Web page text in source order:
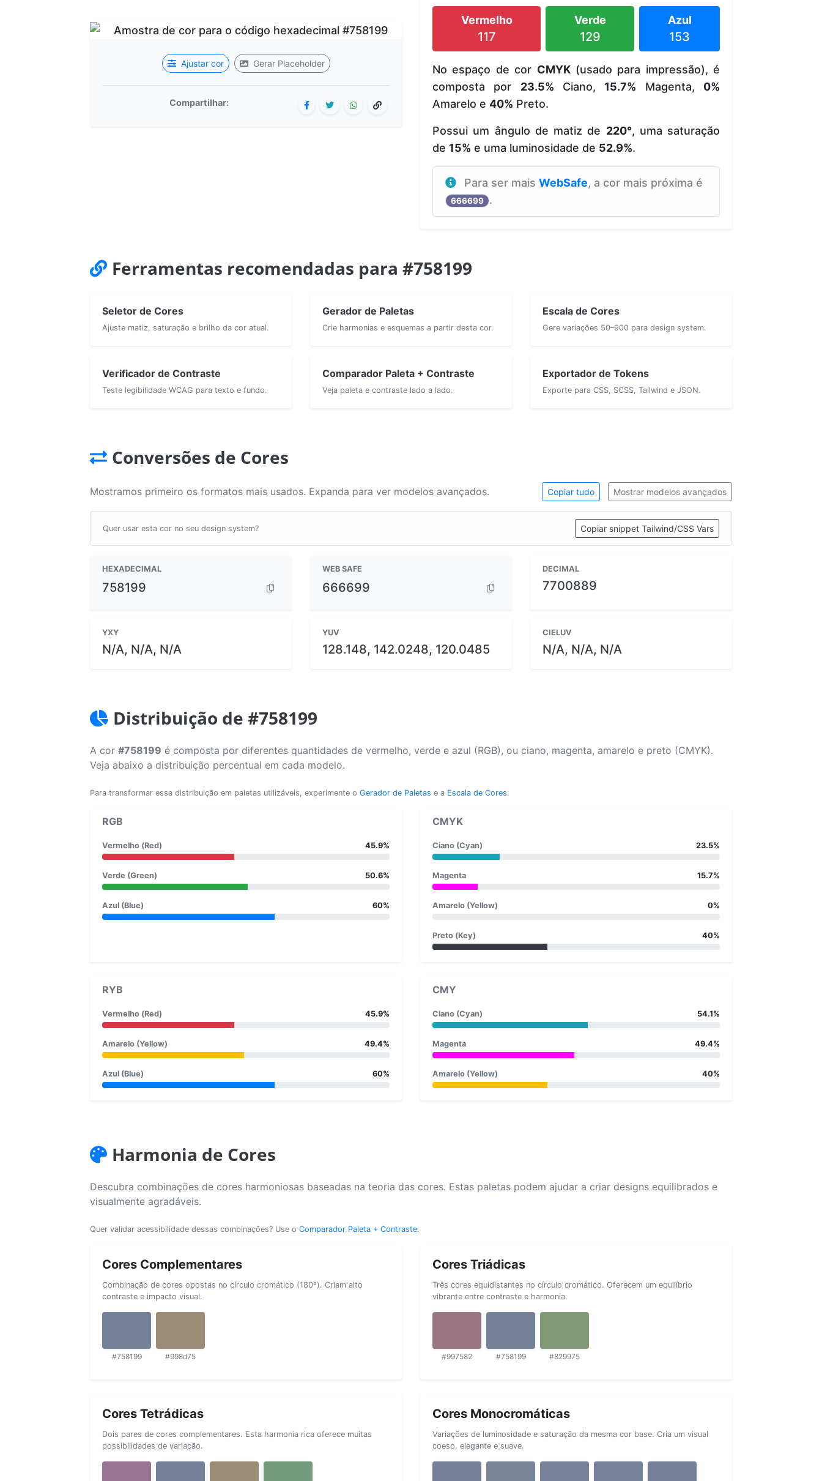
Ajustar cor Gerar Placeholder
Compartilhar:
Vermelho
117
Verde
129
Azul
153
No espaço de cor CMYK(usado para impressão), é
composta por 23.5% Ciano, 15.7% Magenta, 0%
Amarelo e 40% Preto.
Possui um ângulo de matiz de 220°, uma saturação
de 15% e uma luminosidade de 52.9%.
Para ser mais WebSafe, a cor mais próxima é
666699 .
Ferramentas recomendadas para #758199
Seletor de Cores
Ajuste matiz, saturação e brilho da cor atual.
Gerador de Paletas
Crie harmonias e esquemas a partir desta cor.
Escala de Cores
Gere variações 50–900 para design system.
Verificador de Contraste
Teste legibilidade WCAG para texto e fundo.
Comparador Paleta + Contraste
Veja paleta e contraste lado a lado.
Exportador de Tokens
Exporte para CSS, SCSS, Tailwind e JSON.
Conversões de Cores
Mostramos primeiro os formatos mais usados. Expanda para ver modelos avançados. Copiar tudo Mostrar modelos avançados
Quer usar esta cor no seu design system? Copiar snippet Tailwind/CSS Vars
HEXADECIMAL
758199
WEB SAFE
666699
DECIMAL
7700889
YXY
N/A, N/A, N/A
YUV
128.148, 142.0248, 120.0485
CIELUV
N/A, N/A, N/A
Distribuição de #758199
A cor #758199 é composta por diferentes quantidades de vermelho, verde e azul (RGB), ou ciano, magenta, amarelo e preto (CMYK).
Veja abaixo a distribuição percentual em cada modelo.
Para transformar essa distribuição em paletas utilizáveis, experimente o Gerador de Paletas e a Escala de Cores.
RGB
Vermelho (Red) 45.9%
Verde (Green) 50.6%
Azul (Blue) 60%
CMYK
Ciano (Cyan) 23.5%
Magenta 15.7%
Amarelo (Yellow) 0%
Preto (Key) 40%
RYB
Vermelho (Red) 45.9%
Amarelo (Yellow) 49.4%
Azul (Blue) 60%
CMY
Ciano (Cyan) 54.1%
Magenta 49.4%
Amarelo (Yellow) 40%
Harmonia de Cores
Descubra combinações de cores harmoniosas baseadas na teoria das cores. Estas paletas podem ajudar a criar designs equilibrados e
visualmente agradáveis.
Quer validar acessibilidade dessas combinações? Use o Comparador Paleta + Contraste.
Cores Complementares
Combinação de cores opostas no círculo cromático (180º). Criam alto
contraste e impacto visual.
#758199 #998d75
Cores Triádicas
Três cores equidistantes no círculo cromático. Oferecem um equilíbrio
vibrante entre contraste e harmonia.
#997582 #758199 #829975
Cores Tetrádicas
Dois pares de cores complementares. Esta harmonia rica oferece muitas
possibilidades de variação.
Cores Monocromáticas
Variações de luminosidade e saturação da mesma cor base. Cria um visual
coeso, elegante e suave.